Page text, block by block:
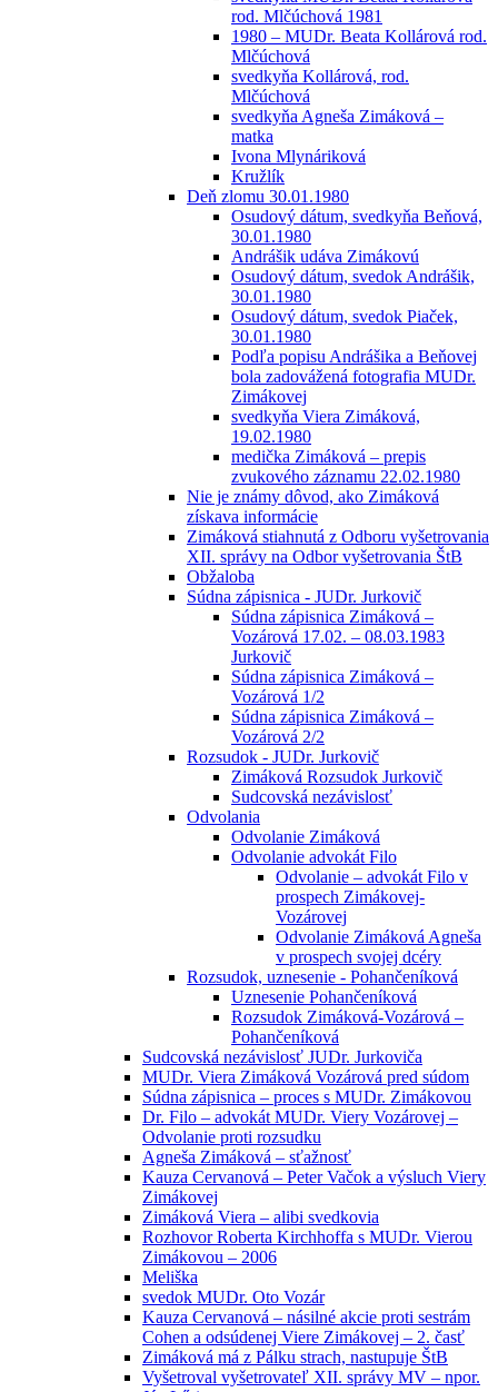
rod. Mlčúchová 1981
1980 – MUDr. Beata Kollárová rod.
Mlčúchová
svedkyňa Kollárová, rod.
Mlčúchová
svedkyňa Agneša Zimáková –
matka
Ivona Mlynáriková
Kružlík
Deň zlomu 30.01.1980
Osudový dátum, svedkyňa Beňová,
30.01.1980
Andrášik udáva Zimákovú
Osudový dátum, svedok Andrášik,
30.01.1980
Osudový dátum, svedok Piaček,
30.01.1980
Podľa popisu Andrášika a Beňovej
bola zadovážená fotografia MUDr.
Zimákovej
svedkyňa Viera Zimáková,
19.02.1980
medička Zimáková – prepis
zvukového záznamu 22.02.1980
Nie je známy dôvod, ako Zimáková
získava informácie
Zimáková stiahnutá z Odboru vyšetrovania
XII. správy na Odbor vyšetrovania ŠtB
Obžaloba
Súdna zápisnica - JUDr. Jurkovič
Súdna zápisnica Zimáková –
Vozárová 17.02. – 08.03.1983
Jurkovič
Súdna zápisnica Zimáková –
Vozárová 1/2
Súdna zápisnica Zimáková –
Vozárová 2/2
Rozsudok - JUDr. Jurkovič
Zimáková Rozsudok Jurkovič
Sudcovská nezávislosť
Odvolania
Odvolanie Zimáková
Odvolanie advokát Filo
Odvolanie – advokát Filo v
prospech Zimákovej-
Vozárovej
Odvolanie Zimáková Agneša
v prospech svojej dcéry
Rozsudok, uznesenie - Pohančeníková
Uznesenie Pohančeníková
Rozsudok Zimáková-Vozárová –
Pohančeníková
Sudcovská nezávislosť JUDr. Jurkoviča
MUDr. Viera Zimáková Vozárová pred súdom
Súdna zápisnica – proces s MUDr. Zimákovou
Dr. Filo – advokát MUDr. Viery Vozárovej –
Odvolanie proti rozsudku
Agneša Zimáková – sťažnosť
Kauza Cervanová – Peter Vačok a výsluch Viery
Zimákovej
Zimáková Viera – alibi svedkovia
Rozhovor Roberta Kirchhoffa s MUDr. Vierou
Zimákovou – 2006
Meliška
svedok MUDr. Oto Vozár
Kauza Cervanová – násilné akcie proti sestrám
Cohen a odsúdenej Viere Zimákovej – 2. časť
Zimáková má z Pálku strach, nastupuje ŠtB
Vyšetroval vyšetrovateľ XII. správy MV – npor.